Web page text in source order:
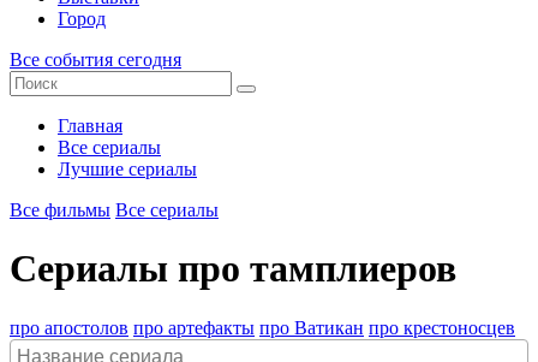
Город
Все события сегодня
Главная
Все сериалы
Лучшие сериалы
Все фильмы Все сериалы
Сериалы про тамплиеров
про апостолов про артефакты про Ватикан про крестоносцев